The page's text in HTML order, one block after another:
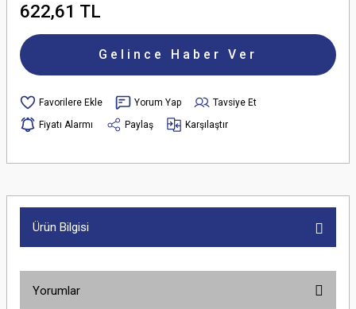
622,61 TL
Gelince Haber Ver
Yorum Yap
Tavsiye Et
Fiyatı Alarmı
Paylaş Karşılaştır
Ürün Bilgisi
Yorumlar